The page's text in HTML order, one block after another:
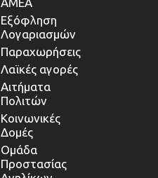
Εξόφληση
Λογαριασμών
Παραχωρήσεις
Λαϊκές αγορές
Αιτήματα
Πολιτών
Κοινωνικές
Δομές
Ομάδα
Προστασίας